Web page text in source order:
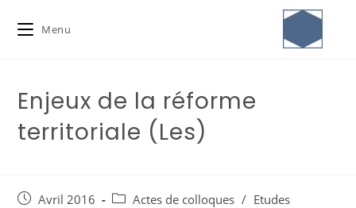
Menu
Enjeux de la réforme
territoriale (Les)
Avril 2016 Actes de colloques / Etudes